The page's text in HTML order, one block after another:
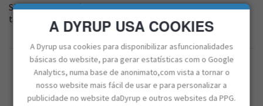
Sigmatherm 230 é um revestimento epoxy, resistente a
temperaturas até 230°C.
CAPACIDADE
BRILHO
A DYRUP USA COOKIES
A Dyrup usa cookies para disponibilizar asfuncionalidades
básicas do website, para gerar estatísticas com o Google
Analytics, numa base de anonimato,com vista a tornar o
nosso website mais fácil de usar e para personalizar a
publicidade no website daDyrup e outros websites da PPG.